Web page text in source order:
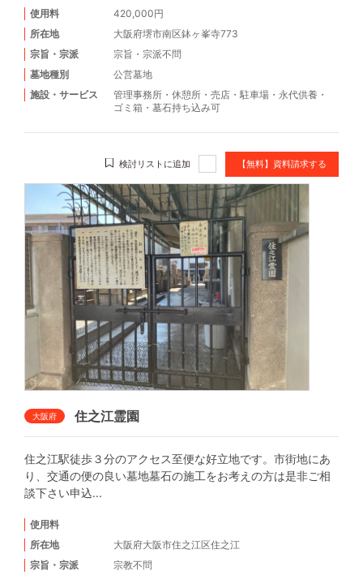
使用料
420,000円
所在地
大阪府堺市南区鉢ヶ峯寺773
宗旨・宗派
宗旨・宗派不問
墓地種別
公営墓地
施設・サービス
管理事務所 ・ 休憩所 ・ 売店 ・ 駐車場 ・ 永代供養 ・
ゴミ箱 ・ 墓石持ち込み可
検討リストに追加 【無料】資料請求する
大阪府 住之江霊園
住之江駅徒歩３分のアクセス至便な好立地です。市街地にあ
り、交通の便の良い墓地墓石の施工をお考えの方は是非ご相
談下さい申込...
使用料
所在地
大阪府大阪市住之江区住之江
宗旨・宗派
宗教不問